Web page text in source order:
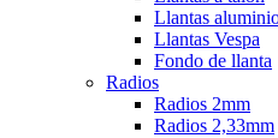
Llantas
Llantas Vespa
Fondo de llanta
Radios
Radios 2mm
Radios 2,33mm